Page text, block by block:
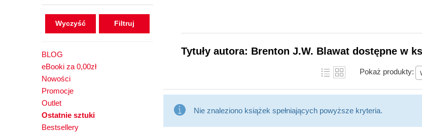
Wyczyść
BLOG
eBooki za 0,00zł
Nowości
Promocje
Outlet
Ostatnie sztuki
Bestsellery
Tytuły autora: Brenton J.W. Blawat dostępne w
Pokaż produkty:
Nie znaleziono książek spełniających powyższe kryteria.